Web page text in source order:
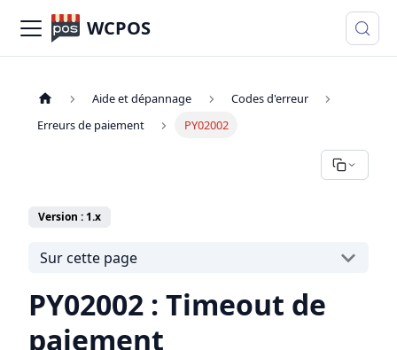
WCPOS
Aide et dépannage
Codes d'erreur
Erreurs de paiement
PY02002
Version : 1.x
Sur cette page
PY02002 : Timeout de
paiement